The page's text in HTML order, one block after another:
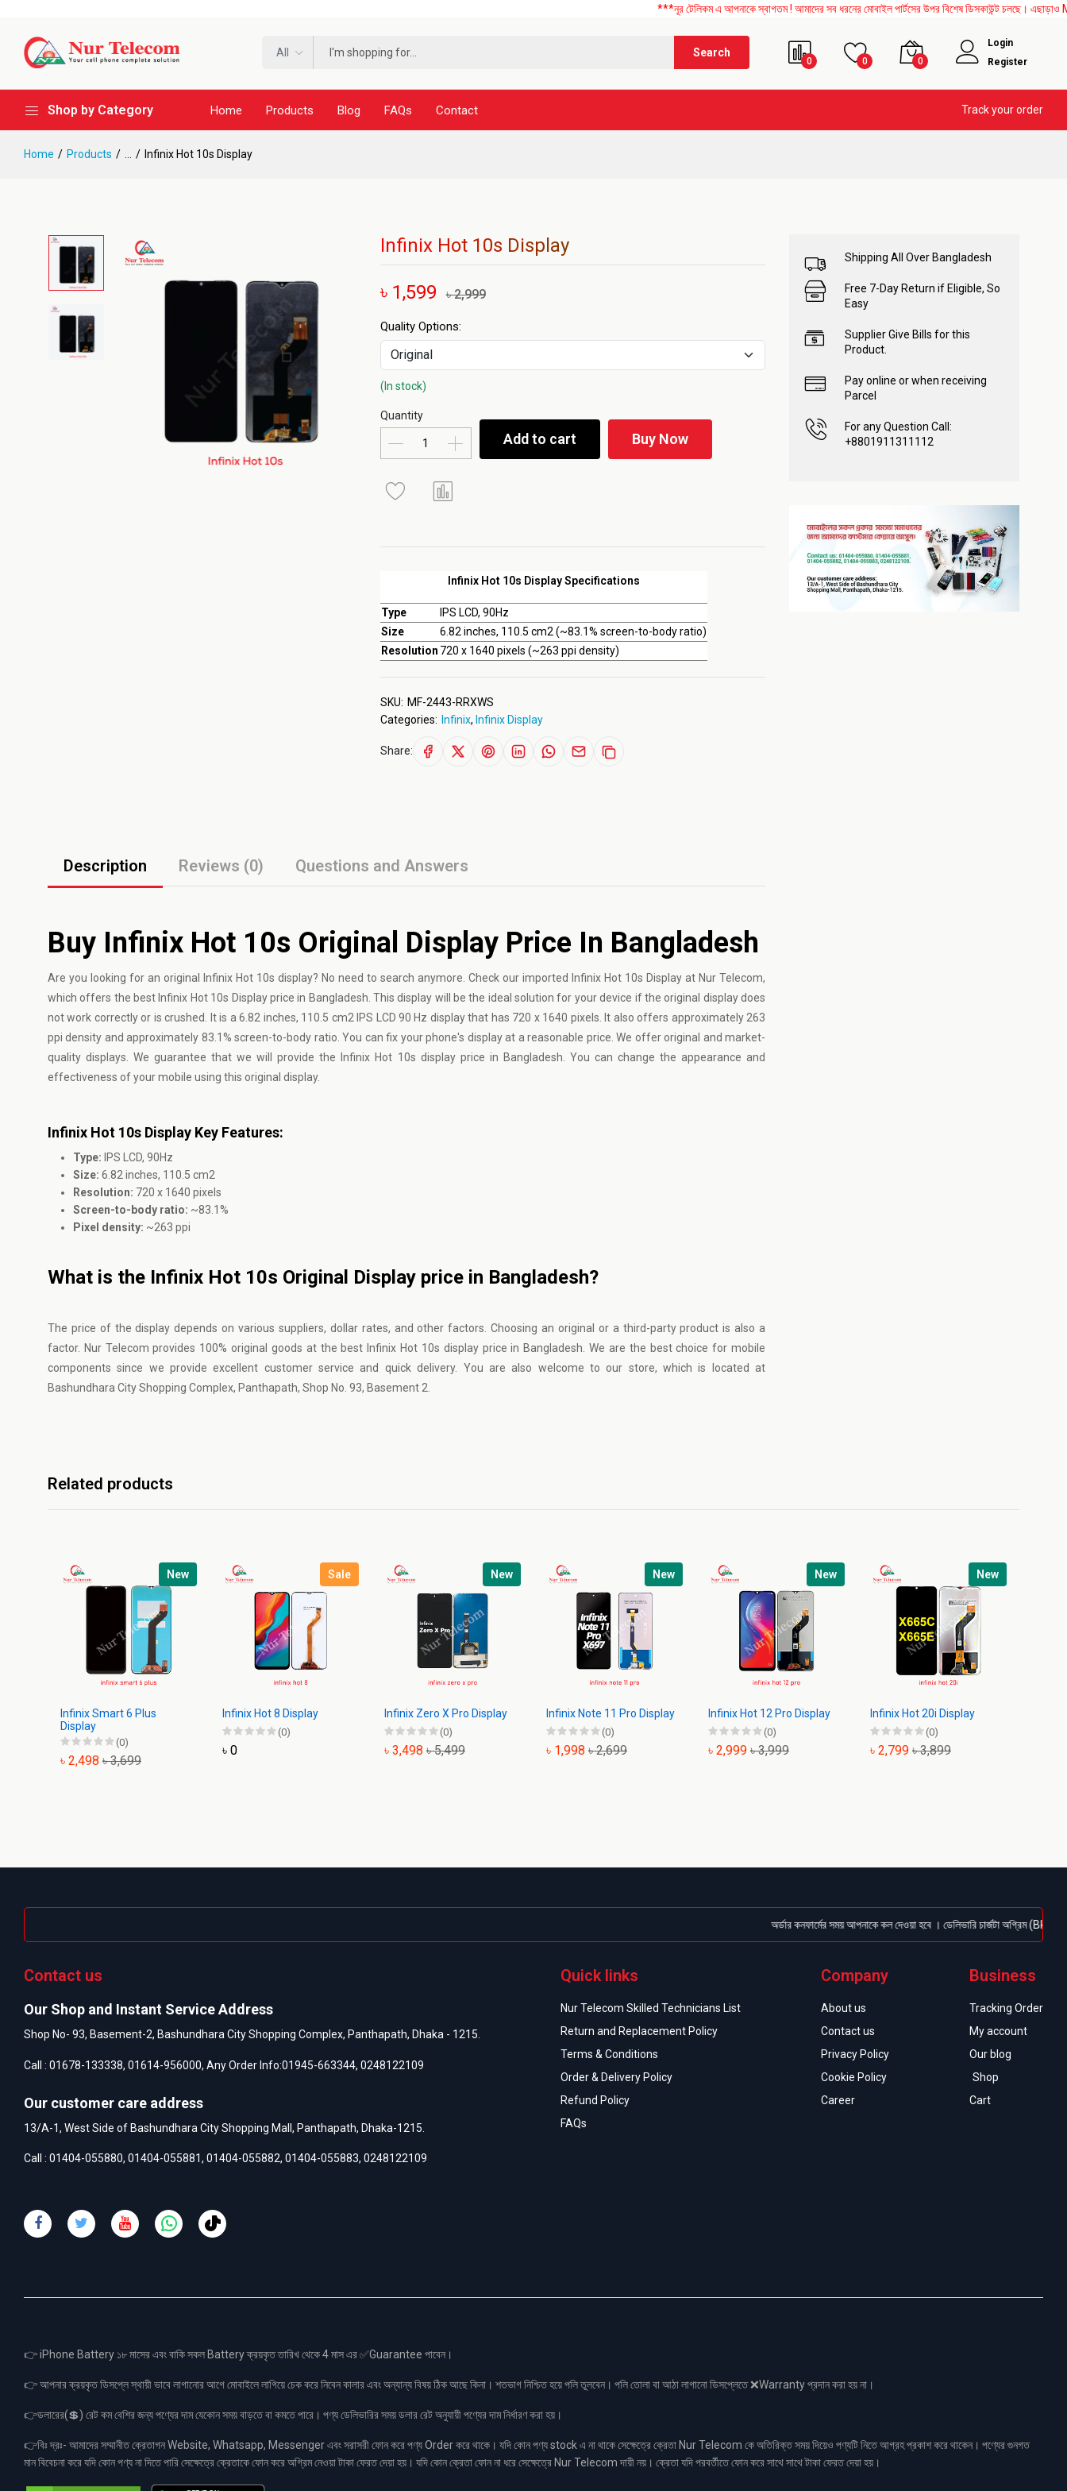
***নূর টেলিকম এ আপনাকে স্বাগতম ! আমাদের সব ধরনের মোবাইল পার্টসের উপর বিশেষ ডিসকাউন্ট চলছে। এছাড়াও
All Search
0 0 0
Login
Register
Shop by Category Home Products Blog FAQs Contact Track your order
Home Products Infinix Hot 10s Display
Infinix Hot 10s Display
৳ 1,599 ৳ 2,999
Infinix Hot 10s Display Specifications
Type
IPS LCD, 90Hz
Size
6.82 inches, 110.5 cm2 (~83.1% screen-to-body ratio)
Resolution 720 x 1640 pixels (~263 ppi density)
Quality Options:
(In stock)
Quantity
Add to cart Buy Now
SKU: MF-2443-RRXWS
Categories: Infinix, Infinix Display
Share:
Description Reviews (0) Questions and Answers
Buy Infinix Hot 10s Original Display Price In Bangladesh
Are you looking for an original Infinix Hot 10s display? No need to search anymore. Check our imported Infinix Hot 10s Display at Nur Telecom,
which offers the best Infinix Hot 10s Display price in Bangladesh. This display will be the ideal solution for your device if the original display does
not work correctly or is crushed. It is a 6.82 inches, 110.5 cm2 IPS LCD 90 Hz display that has 720 x 1640 pixels. It also offers approximately 263
ppi density and approximately 83.1% screen-to-body ratio. You can fix your phone's display at a reasonable price. We offer original and market-
quality displays. We guarantee that we will provide the Infinix Hot 10s display price in Bangladesh. You can change the appearance and
effectiveness of your mobile using this original display.
Infinix Hot 10s Display Key Features:
Type: IPS LCD, 90Hz
Size: 6.82 inches, 110.5 cm2
Resolution: 720 x 1640 pixels
Screen-to-body ratio: ~83.1%
Pixel density: ~263 ppi
What is the Infinix Hot 10s Original Display price in Bangladesh?
The price of the display depends on various suppliers, dollar rates, and other factors. Choosing an original or a third-party product is also a
factor. Nur Telecom provides 100% original goods at the best Infinix Hot 10s display price in Bangladesh. We are the best choice for mobile
components since we provide excellent customer service and quick delivery. You are also welcome to our store, which is located at
Bashundhara City Shopping Complex, Panthapath, Shop No. 93, Basement 2.
Shipping All Over Bangladesh
Free 7-Day Return if Eligible, So
Easy
Supplier Give Bills for this
Product.
Pay online or when receiving
Parcel
For any Question Call:
+8801911311112
Related products
New
Infinix Smart 6 Plus
Display
(0)
৳ 2,498 ৳ 3,699
Sale
Infinix Hot 8 Display
(0)
৳ 0
New
Infinix Zero X Pro Display
(0)
৳ 3,498 ৳ 5,499
New
Infinix Note 11 Pro Display
(0)
৳ 1,998 ৳ 2,699
New
Infinix Hot 12 Pro Display
(0)
৳ 2,999 ৳ 3,999
New
Infinix Hot 20i Display
(0)
৳ 2,799 ৳ 3,899
অর্ডার কনফার্মের সময় আপনাকে কল দেওয়া হবে । ডেলিভারি চার্জটা অগ্রিম (Bkash/
Contact us
Our Shop and Instant Service Address
Shop No- 93, Basement-2, Bashundhara City Shopping Complex, Panthapath, Dhaka - 1215.
Call : 01678-133338, 01614-956000, Any Order Info:01945-663344, 0248122109
Our customer care address
13/A-1, West Side of Bashundhara City Shopping Mall, Panthapath, Dhaka-1215.
Call : 01404-055880, 01404-055881, 01404-055882, 01404-055883, 0248122109
Quick links
Nur Telecom Skilled Technicians List
Return and Replacement Policy
Terms & Conditions
Order & Delivery Policy
Refund Policy
FAQs
Company
About us
Contact us
Privacy Policy
Cookie Policy
Career
Business
Tracking Order
My account
Our blog
Shop
Cart
👉 iPhone Battery ১৮ মাসের এবং বাকি সকল Battery ক্রয়কৃত তারিখ থেকে 4 মাস এর ✅Guarantee পাবেন।
👉 আপনার ক্রয়কৃত ডিসপ্লে স্থায়ী ভাবে লাগানোর আগে মোবাইলে লাগিয়ে চেক করে নিবেন কালার এবং অন্যান্য বিষয় ঠিক আছে কিনা। শতভাগ নিশ্চিত হয়ে পলি তুলবেন। পলি তোলা বা আঠা লাগানো ডিসপ্লেতে ❌Warranty প্রদান করা হয় না।
👉ডলারের(💲) রেট কম বেশির জন্য পণ্যের দাম যেকোন সময় বাড়তে বা কমতে পারে। পণ্য ডেলিভারির সময় ডলার রেট অনুযায়ী পণ্যের দাম নির্ধারণ করা হয়।
👉বিঃ দ্রঃ- আমাদের সম্মানীত ক্রেতাগন Website, Whatsapp, Messenger এবং সরাসরী ফোন করে পণ্য Order করে থাকে। যদি কোন পণ্য stock এ না থাকে সেক্ষেত্রে ক্রেতা Nur Telecom কে অতিরিক্ত সময় দিয়েও পণ্যটি নিতে আগ্রহ প্রকাশ করে থাকেন। পণ্যের গুনগত
মান বিবেচনা করে যদি কোন পণ্য না দিতে পারি সেক্ষেত্রে ক্রেতাকে ফোন করে অগ্রিম নেওয়া টাকা ফেরত দেয়া হয়। যদি কোন ক্রেতা ফোন না ধরে সেক্ষেত্রে Nur Telecom দায়ী নয়। ক্রেতা যদি পরবর্তীতে ফোন করে সাথে সাথে টাকা ফেরত দেয়া হয়।